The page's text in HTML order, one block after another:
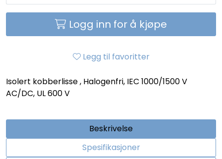
Logg inn for å kjøpe
Legg til favoritter
Isolert kobberlisse , Halogenfri, IEC 1000/1500 V
AC/DC, UL 600 V
Beskrivelse
Spesifikasjoner